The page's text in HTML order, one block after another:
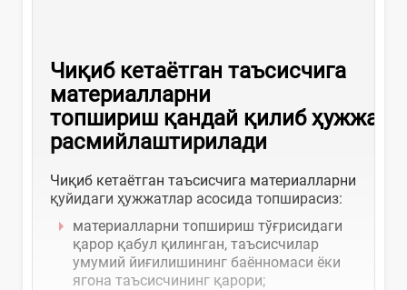
Чиқиб кетаётган таъсисчига
материалларни
топшириш қандай қилиб
расмийлаштирилади
Чиқиб кетаётган таъсисчига материалларни
қуйидаги ҳужжатлар асосида топширасиз:
материалларни топшириш тўғрисидаги
қарор қабул қилинган, таъсисчилар
умумий йиғилишининг баённомаси ёки
ягона таъсисчининг қарори;